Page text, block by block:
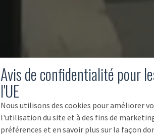
Avis de confidentialité pour
l'UE
Nous utilisons des cookies pour améliorer
l'utilisation du site et à des fins de
préférences et en savoir plus sur la façon